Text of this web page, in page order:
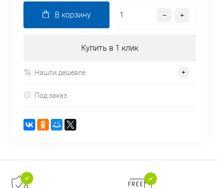
В корзину
Купить в 1 клик
Нашли дешевле
Под заказ